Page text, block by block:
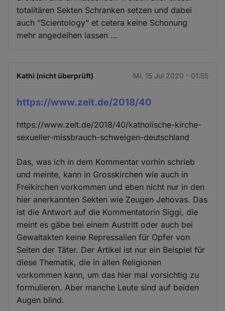
totalitären Sekten Schranken setzen und dabei
auch “Scientology“ et cetera keine Schonung
mehr angedeihen lassen …
Kathi (nicht überprüft) Mi. 15 Jul 2020 - 01:55
https://www.zeit.de/2018/40
https://www.zeit.de/2018/40/katholische-kirche-
sexueller-missbrauch-schweigen-deutschland
Das, was ich in dem Kommentar vorhin schrieb
und meinte, kann in Grosskirchen wie auch in
Freikirchen vorkommen und eben nicht nur in den
hier anerkannten Sekten wie Zeugen Jehovas. Das
ist die Antwort auf die Kommentatorin Siggi, die
meint es gäbe bei einem Austritt oder auch bei
Gewaltakten keine Repressalien für Opfer von
Seiten der Täter. Der Artikel ist nur ein Beispiel für
diese Thematik, die in allen Religionen
vorkommen kann, um das hier mal vorsichtig zu
formulieren. Aber manche Leute sind auf beiden
Augen blind.